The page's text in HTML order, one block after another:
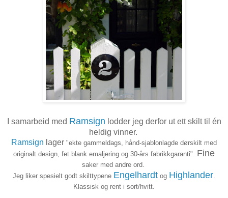
I samarbeid med Ramsign lodder jeg derfor ut ett skilt til én
heldig vinner.
Ramsign lager "ekte gammeldags, hånd-sjablonlagde dørskilt med
originalt design, fet blank emaljering og 30-års fabrikkgaranti". Fine
saker med andre ord.
Jeg liker spesielt godt skilttypene Engelhardt og Highlander.
Klassisk og rent i sort/hvitt.